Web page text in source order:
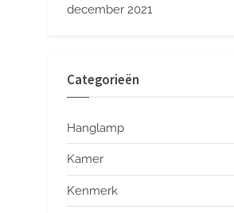
december 2021
Categorieën
Hanglamp
Kamer
Kenmerk